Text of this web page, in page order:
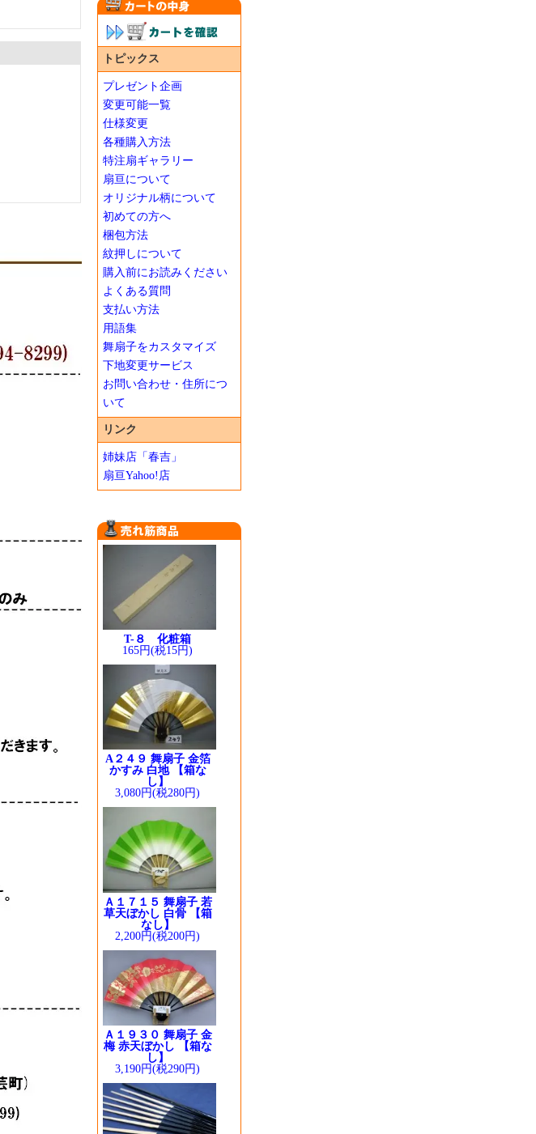
トピックス
プレゼント企画
変更可能一覧
仕様変更
各種購入方法
特注扇ギャラリー
扇亘について
オリジナル柄について
初めての方へ
梱包方法
紋押しについて
購入前にお読みください
よくある質問
支払い方法
用語集
舞扇子をカスタマイズ
下地変更サービス
お問い合わせ・住所につ
いて
リンク
姉妹店「春吉」
扇亘Yahoo!店
T-８ 化粧箱
165円(税15円)
A２４９ 舞扇子 金箔
かすみ 白地 【箱な
し】
3,080円(税280円)
Ａ１７１５ 舞扇子 若
草天ぼかし 白骨 【箱
なし】
2,200円(税200円)
Ａ１９３０ 舞扇子 金
梅 赤天ぼかし 【箱な
し】
3,190円(税290円)